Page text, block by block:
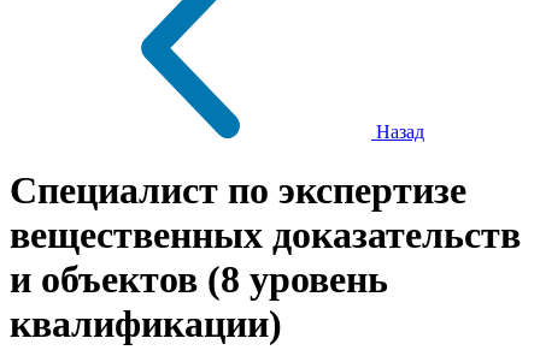
Назад
Специалист по экспертизе
вещественных доказательств
и объектов (8 уровень
квалификации)